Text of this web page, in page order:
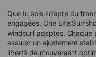
Que tu sois adepte du
engagées, One Life
windsurf adaptés. Chaque
assurer un ajustement
liberté de mouvement